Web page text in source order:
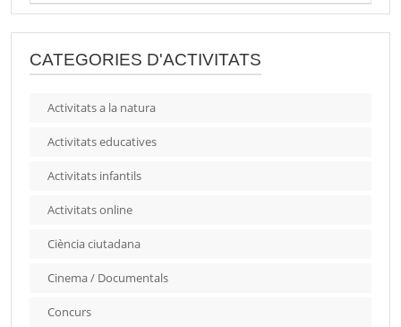
CATEGORIES D'ACTIVITATS
Activitats a la natura
Activitats educatives
Activitats infantils
Activitats online
Ciència ciutadana
Cinema / Documentals
Concurs